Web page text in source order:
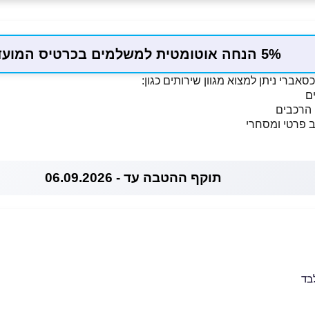
5% הנחה אוטומטית למשלמים בכרטיס המועדון
ניתן למצוא מגוון שירותים כגון:
הרכבים
פרטי ומסחרי
תוקף ההטבה עד - 06.09.2026